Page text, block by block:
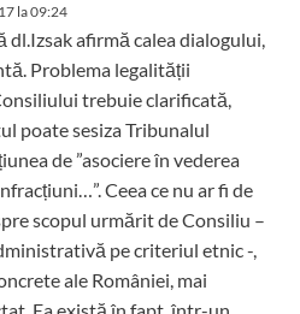
la 09:24
dl.Izsak afirmă calea dialogului,
Problema legalității
trebuie clarificată,
poate sesiza Tribunalul
de ”asociere în vederea
Ceea ce nu ar fi de
scopul urmărit de Consiliu –
pe criteriul etnic -,
ale României, mai